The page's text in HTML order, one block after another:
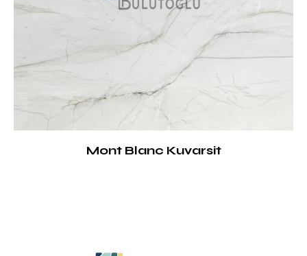
Mont Blanc Kuvarsit